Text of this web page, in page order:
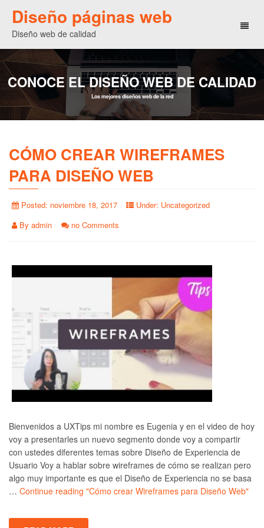
Diseño páginas web
Diseño web de calidad
CONOCE EL DISEÑO WEB DE CALIDAD
Los mejores diseños web de la red
CÓMO CREAR WIREFRAMES
PARA DISEÑO WEB
Posted: noviembre 18, 2017 Under: Uncategorized
By admin no Comments
Bienvenidos a UXTips mi nombre es Eugenia y en el video de hoy
voy a presentarles un nuevo segmento donde voy a compartir
con ustedes diferentes temas sobre Diseño de Experiencia de
Usuario Voy a hablar sobre wireframes de cómo se realizan pero
algo muy importante es que el Diseño de Experiencia no se basa
… Continue reading "Cómo crear Wireframes para Diseño Web"